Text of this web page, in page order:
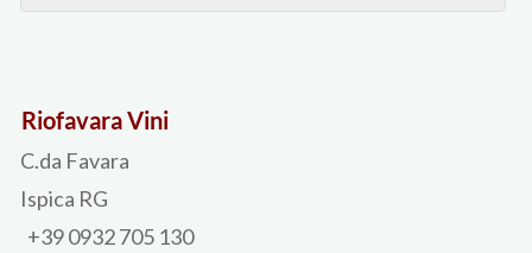
Riofavara Vini
C.da Favara
Ispica RG
+39 0932 705 130